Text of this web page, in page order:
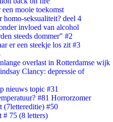
mooie toekomst
seksualiteit? deel 4
invloed van alcohol
steeds dommer" #2
er een steekje los zit #3
overlast in Rotterdamse wijk
Clancy: depressie of
nieuws topic #31
#81 Horrorzomer
(7lettereditie) #50
# 75 (8 letters)